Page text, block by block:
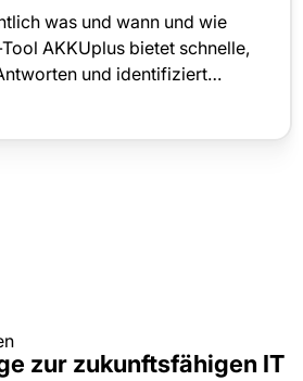
was und wann und wie
AKKUplus bietet schnelle,
und identifiziert…
zur zukunftsfähigen IT